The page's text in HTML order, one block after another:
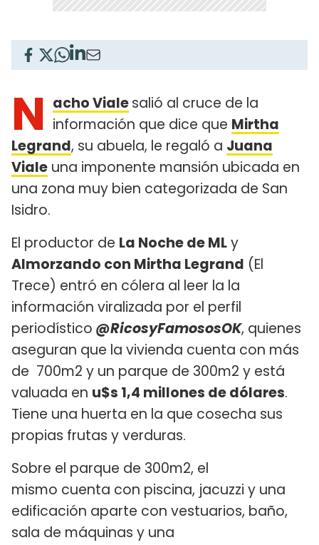
N acho Vialesalió al cruce de la
información que dice que Mirtha
Legrand, su abuela, le regaló a Juana
Viale una imponente mansión ubicada en
una zona muy bien categorizada de San
Isidro.
El productor de La Noche de MLy
Almorzando con Mirtha Legrand (El
Trece) entró en cólera al leer la la
información viralizada por el perfil
periodístico @RicosyFamososOK, quienes
aseguran que la vivienda cuenta con más
de 700m2 y un parque de 300m2 y está
valuada en u$s 1,4 millones de dólares.
Tiene una huerta en la que cosecha sus
propias frutas y verduras.
Sobre el parque de 300m2, el
mismo cuenta con piscina, jacuzzi y una
edificación aparte con vestuarios, baño,
sala de máquinas y una